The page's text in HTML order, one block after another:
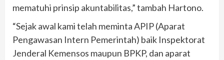
mematuhi prinsip akuntabilitas,” tambah Hartono.
“Sejak awal kami telah meminta APIP (Aparat
Pengawasan Intern Pemerintah) baik Inspektorat
Jenderal Kemensos maupun BPKP, dan aparat